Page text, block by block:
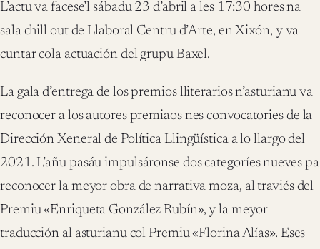
L’actu va facese’l sábadu 23 d’abril a les 17:30 hores na
sala chill out de Llaboral Centru d’Arte, en Xixón, y va
cuntar cola actuación del grupu Baxel.
La gala d’entrega de los premios lliterarios n’asturianu va
reconocer a los autores premiaos nes convocatories de la
Dirección Xeneral de Política Llingüística a lo llargo del
2021. L’añu pasáu impulsáronse dos categoríes nueves pa
reconocer la meyor obra de narrativa moza, al traviés del
Premiu «Enriqueta González Rubín», y la meyor
traducción al asturianu col Premiu «Florina Alías». Eses